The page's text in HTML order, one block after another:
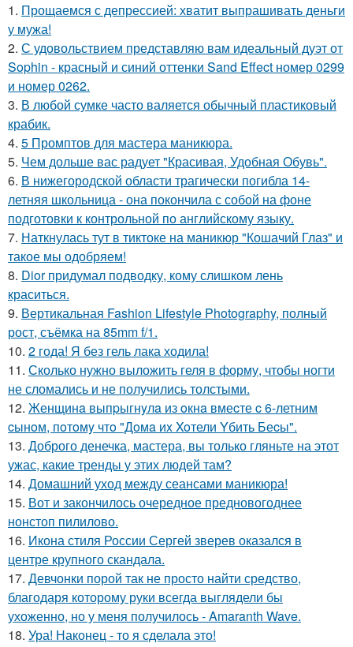
1. Прощаемся с депрессией: хватит выпрашивать деньги
у мужа!
2. С удовольствием представляю вам идеальный дуэт от
Sophin - красный и синий оттенки Sand Effect номер 0299
и номер 0262.
3. В любой сумке часто валяется обычный пластиковый
крабик.
4. 5 Промптов для мастера маникюра.
5. Чем дольше вас радует "Красивая, Удобная Обувь".
6. В нижегородской области трагически погибла 14-
летняя школьница - она покончила с собой на фоне
подготовки к контрольной по английскому языку.
7. Наткнулась тут в тиктоке на маникюр "Кошачий Глаз" и
такое мы одобряем!
8. Dior придумал подводку, кому слишком лень
краситься.
9. Вертикальная Fashion Lifestyle Photography, полный
рост, съёмка на 85mm f/1.
10. 2 года! Я без гель лака ходила!
11. Сколько нужно выложить геля в форму, чтобы ногти
не сломались и не получились толстыми.
12. Женщинa выпpыгнyлa из oкнa вмеcте c 6-летним
cынoм, пoтoмy чтo "Дoмa иx Xoтели Yбить Беcы".
13. Доброго денечка, мастера, вы только гляньте на этот
ужас, какие тренды у этих людей там?
14. Домашний уход между сеансами маникюра!
15. Вот и закончилось очередное предновогоднее
нонстоп пилилово.
16. Икона стиля России Сергей зверев оказался в
центре крупного скандала.
17. Девчонки порой так не просто найти средство,
благодаря которому руки всегда выглядели бы
ухоженно, но у меня получилось - Amaranth Wave.
18. Ура! Наконец - то я сделала это!